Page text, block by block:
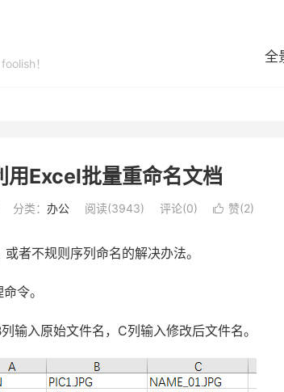
！
全
用Excel批量重命名文档
分类： 办公 阅读(3943) 评论(0)  赞(2)
者不规则序列命名的解决办法。
令。
输入原始文件名，C列输入修改后文件名。